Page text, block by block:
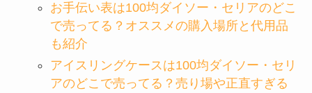
お手伝い表は100均ダイソー・セリアのどこ
で売ってる？オススメの購入場所と代用品
も紹介
アイスリングケースは100均ダイソー・セリ
アのどこで売ってる？売り場や正直すぎる